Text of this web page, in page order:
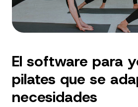
El software para
pilates que se
necesidades